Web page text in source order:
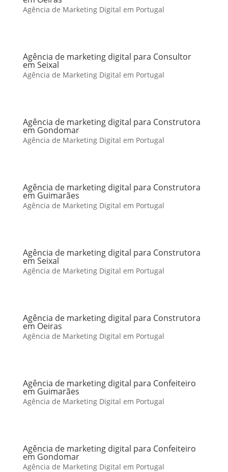
Agência de Marketing Digital em Portugal
Agência de marketing digital para Consultor
em Seixal
Agência de Marketing Digital em Portugal
Agência de marketing digital para Construtora
em Gondomar
Agência de Marketing Digital em Portugal
Agência de marketing digital para Construtora
em Guimarães
Agência de Marketing Digital em Portugal
Agência de marketing digital para Construtora
em Seixal
Agência de Marketing Digital em Portugal
Agência de marketing digital para Construtora
em Oeiras
Agência de Marketing Digital em Portugal
Agência de marketing digital para Confeiteiro
em Guimarães
Agência de Marketing Digital em Portugal
Agência de marketing digital para Confeiteiro
em Gondomar
Agência de Marketing Digital em Portugal